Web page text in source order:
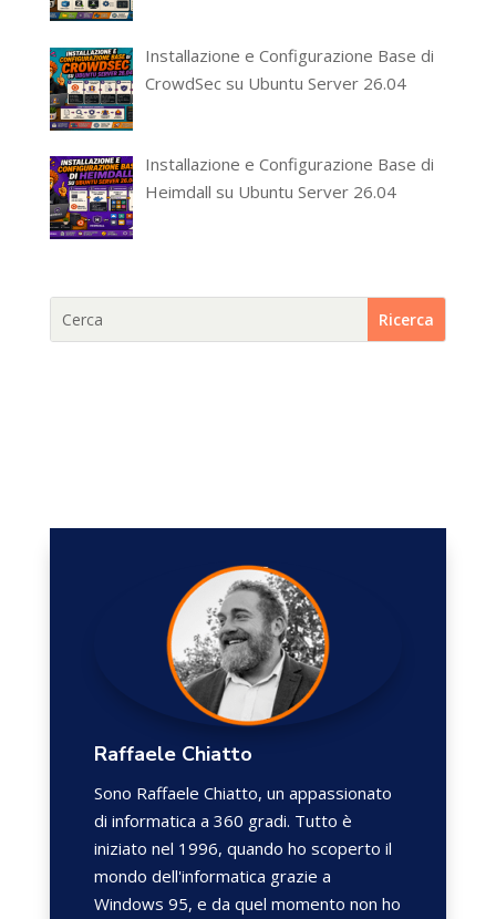
Installazione e Configurazione Base di
CrowdSec su Ubuntu Server 26.04
Installazione e Configurazione Base di
Heimdall su Ubuntu Server 26.04
Raffaele Chiatto
Sono Raffaele Chiatto, un appassionato
di informatica a 360 gradi. Tutto è
iniziato nel 1996, quando ho scoperto il
mondo dell'informatica grazie a
Windows 95, e da quel momento non ho